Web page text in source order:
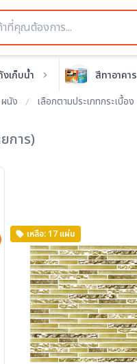
งเก็บน้ำ สีทาอาคาร
นัง เลือกตามประเภทกระเบื้อง
การ)
เหลือ: 17 แผ่น